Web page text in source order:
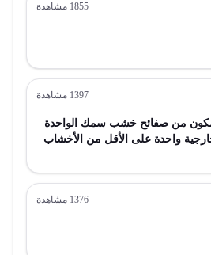
1855 مشاهدة
1397 مشاهدة
من صفائح خشب سمك الواحدة
طبقة خارجية واحدة على الأقل من الأخشاب
1376 مشاهدة